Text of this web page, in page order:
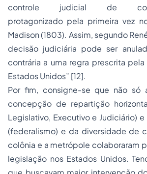
controle judicial de
protagonizado pela primeira vez
Madison (1803). Assim, segundo
decisão judiciária pode ser
contrária a uma regra prescrita
Estados Unidos” [12].
Por fim, consigne-se que não só
concepção de repartição
Legislativo, Executivo e Judiciário)
(federalismo) e da diversidade de
colônia e a metrópole colaboraram
legislação nos Estados Unidos.